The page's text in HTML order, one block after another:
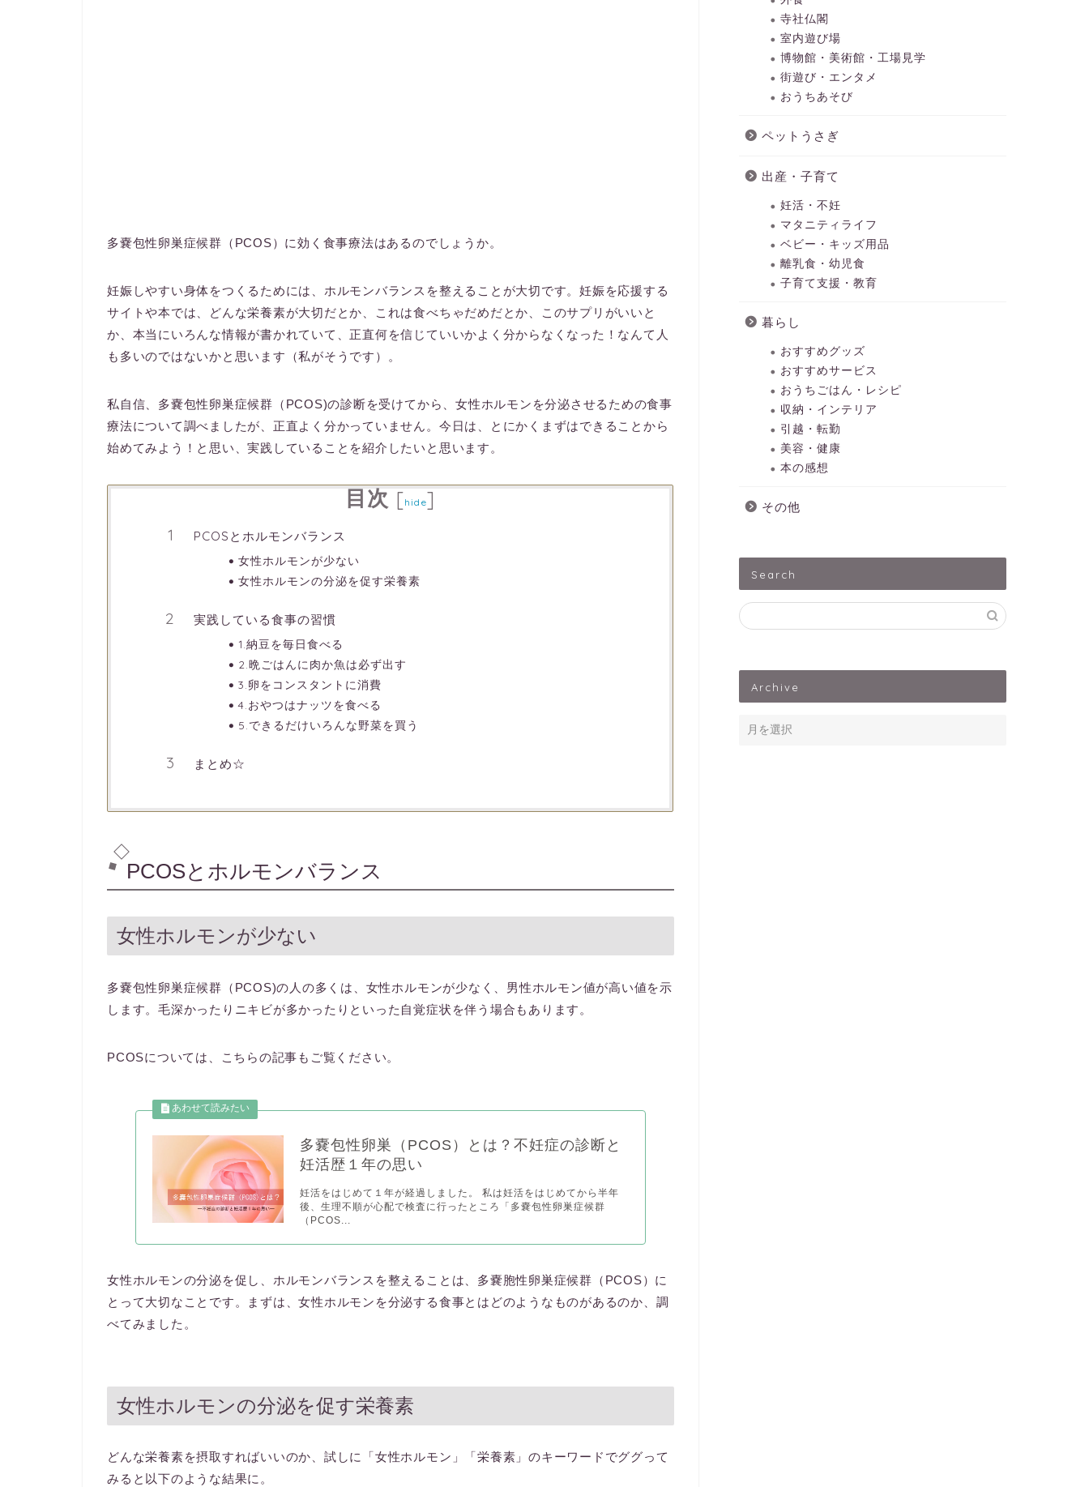
多嚢包性卵巣症候群（PCOS）に効く食事療法はあるのでしょうか。
妊娠しやすい身体をつくるためには、ホルモンバランスを整えることが大切です。妊娠を応援する
サイトや本では、どんな栄養素が大切だとか、これは食べちゃだめだとか、このサプリがいいと
か、本当にいろんな情報が書かれていて、正直何を信じていいかよく分からなくなった！なんて人
も多いのではないかと思います（私がそうです）。
私自信、多嚢包性卵巣症候群（PCOS)の診断を受けてから、女性ホルモンを分泌させるための食事
療法について調べましたが、正直よく分かっていません。今日は、とにかくまずはできることから
始めてみよう！と思い、実践していることを紹介したいと思います。
目次 [hide]
PCOSとホルモンバランス
女性ホルモンが少ない
女性ホルモンの分泌を促す栄養素
実践している食事の習慣
1.納豆を毎日食べる
2.晩ごはんに肉か魚は必ず出す
3.卵をコンスタントに消費
4.おやつはナッツを食べる
5.できるだけいろんな野菜を買う
まとめ☆
PCOSとホルモンバランス
女性ホルモンが少ない
多嚢包性卵巣症候群（PCOS)の人の多くは、女性ホルモンが少なく、男性ホルモン値が高い値を示
します。毛深かったりニキビが多かったりといった自覚症状を伴う場合もあります。
PCOSについては、こちらの記事もご覧ください。
多嚢包性卵巣（PCOS）とは？不妊症の診断と
妊活歴１年の思い
妊活をはじめて１年が経過しました。 私は妊活をはじめてから半年
後、生理不順が心配で検査に行ったところ「多嚢包性卵巣症候群
（PCOS...
女性ホルモンの分泌を促し、ホルモンバランスを整えることは、多嚢胞性卵巣症候群（PCOS）に
とって大切なことです。まずは、女性ホルモンを分泌する食事とはどのようなものがあるのか、調
べてみました。
女性ホルモンの分泌を促す栄養素
どんな栄養素を摂取すればいいのか、試しに「女性ホルモン」「栄養素」のキーワードでググって
みると以下のような結果に。
寺社仏閣
室内遊び場
博物館・美術館・工場見学
街遊び・エンタメ
おうちあそび
ペットうさぎ
出産・子育て
妊活・不妊
マタニティライフ
ベビー・キッズ用品
離乳食・幼児食
子育て支援・教育
暮らし
おすすめグッズ
おすすめサービス
おうちごはん・レシピ
収納・インテリア
引越・転勤
美容・健康
本の感想
その他
Search
Archive